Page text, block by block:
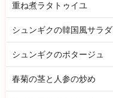
重ね煮ラタトゥイユ
シュンギクの韓国風サラダ
シュンギクのポタージュ
春菊の茎と人参の炒め